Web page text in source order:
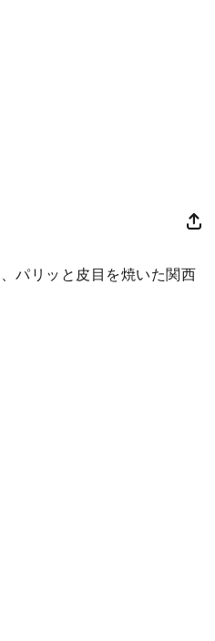
パリッと皮目を焼いた関西